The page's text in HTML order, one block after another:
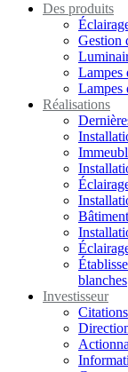
Des produits
Gestion
Lampes
Lampes
Réalisations
blanches
Investisseur
Citations